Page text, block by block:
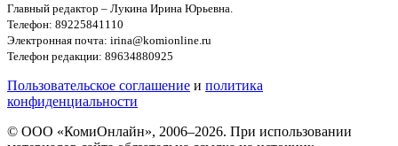
Главный редактор – Лукина Ирина Юрьевна.
Телефон: 89225841110
Электронная почта: irina@komionline.ru
Телефон редакции: 89634880925
Пользовательское соглашение и политика
конфиденциальности
© ООО «КомиОнлайн», 2006–2026. При использовании